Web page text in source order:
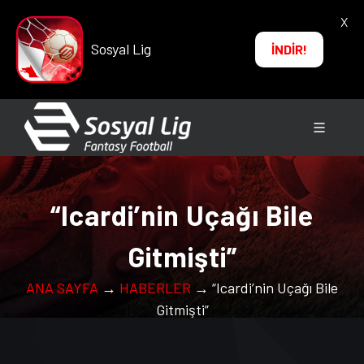
Sosyal Lig İNDİR!
X
“Icardi’nin Uçağı Bile
Gitmişti”
ANA SAYFA → HABERLER → “Icardi’nin Uçağı Bile
Gitmişti”